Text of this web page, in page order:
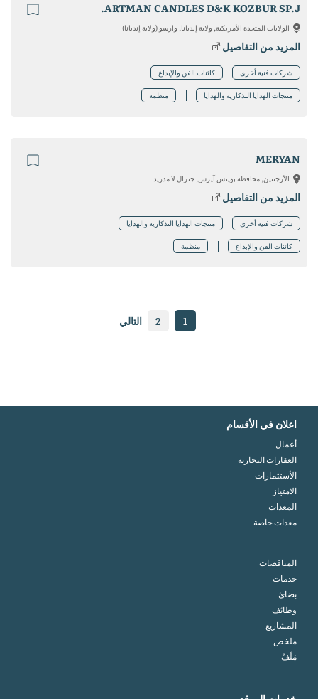
ARTMAN CANDLES D&K KOZBUR SP.J.
الولايات المتحدة الأمريكية, ولاية إنديانا, وارسو (ولاية إنديانا)
المزيد من التفاصيل
شركات فنية أخرى كائنات الفن والإبداع
منتجات الهدايا التذكارية والهدايا منظمة
MERYAN
الأرجنتين, محافظة بوينس آيرس, جنرال لا مدريد
المزيد من التفاصيل
شركات فنية أخرى منتجات الهدايا التذكارية والهدايا
كائنات الفن والإبداع منظمة
1
2 التالي
اعلان في الأقسام
أعمال
العقارات التجاريه
الأستثمارات
الامتياز
المعدات
معدات خاصة
المناقصات
خدمات
بضائ
وظائف
المشاريع
ملخص
مَلَفّ